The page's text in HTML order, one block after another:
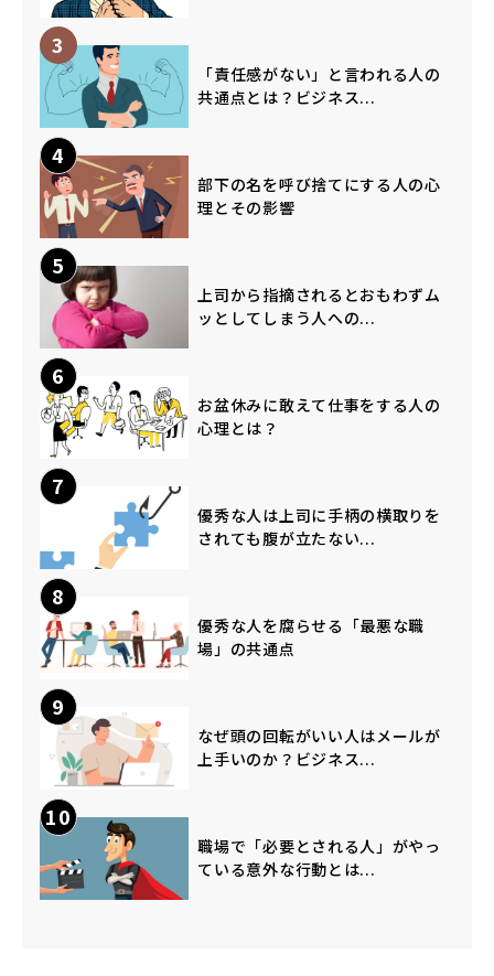
3
「責任感がない」と言われる人の
共通点とは？ビジネス...
4
部下の名を呼び捨てにする人の心
理とその影響
5
上司から指摘されるとおもわずム
ッとしてしまう人への...
6
お盆休みに敢えて仕事をする人の
心理とは？
7
優秀な人は上司に手柄の横取りを
されても腹が立たない...
8
優秀な人を腐らせる「最悪な職
場」の共通点
9
なぜ頭の回転がいい人はメールが
上手いのか？ビジネス...
10
職場で「必要とされる人」がやっ
ている意外な行動とは...